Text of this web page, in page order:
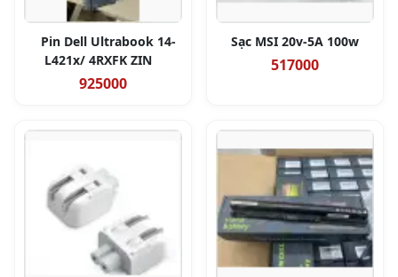
Pin Dell Ultrabook 14-
L421x/ 4RXFK ZIN
925000
Sạc MSI 20v-5A 100w
517000